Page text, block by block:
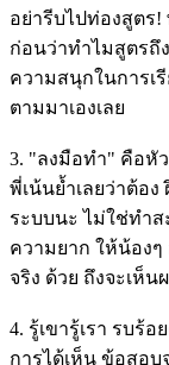
อย่ารีบไปท่องสูตร
ก่อนว่าทำไมสูตรถึ
ความสนุกในการเ
ตามมาเองเลย
3. "ลงมือทำ" คือหั
พี่เน้นย้ำเลยว่าต้อ
ระบบนะ ไม่ใช่ทำส
ความยาก ให้น้องๆ
จริง ด้วย ถึงจะเห็น
4. รู้เขารู้เรา รบร้
การได้เห็น ข้อสอ